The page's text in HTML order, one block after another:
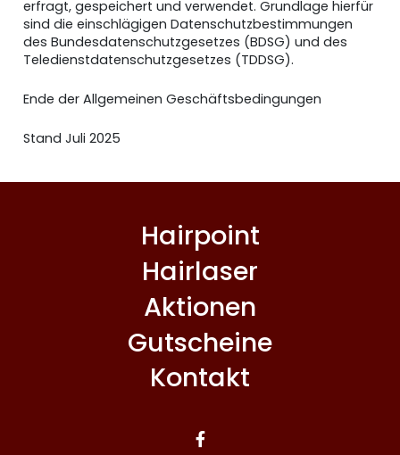
erfragt, gespeichert und verwendet. Grundlage hierfür
sind die einschlägigen Datenschutzbestimmungen
des Bundesdatenschutzgesetzes (BDSG) und des
Teledienstdatenschutzgesetzes (TDDSG).
Ende der Allgemeinen Geschäftsbedingungen
Stand Juli 2025
Hairpoint
Hairlaser
Aktionen
Gutscheine
Kontakt
